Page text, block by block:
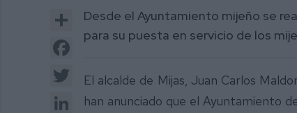
Share
Facebook
LinkedIn
Desde el Ayuntamiento mijeño se
para su puesta en servicio de los
El alcalde de Mijas, Juan Carlos
han anunciado que el Ayuntamiento